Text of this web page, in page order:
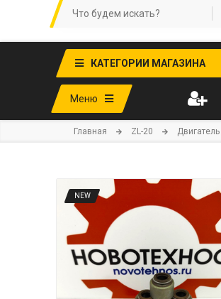
КАТЕГОРИИ МАГАЗИНА
Меню
Главная ZL-20 Двигатель
NEW